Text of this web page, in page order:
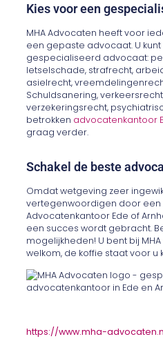
Kies voor een
MHA Advocaten heeft voor
een gepaste advocaat. U
gespecialiseerd advocaat:
letselschade, strafrecht,
asielrecht,
Schuldsanering,
verzekeringsrecht,
betrokken advocatenkantoor
graag verder.
Schakel de beste
Omdat wetgeving zeer
vertegenwoordigen door
Advocatenkantoor Ede of
een succes wordt gebracht.
mogelijkheden! U bent bij
welkom, de koffie staat voor u
https://www.mha-